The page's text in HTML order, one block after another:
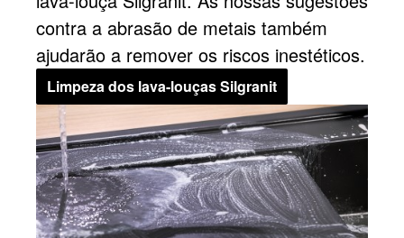
contra a abrasão de metais também
ajudarão a remover os riscos inestéticos.
Limpeza dos lava-louças Silgranit